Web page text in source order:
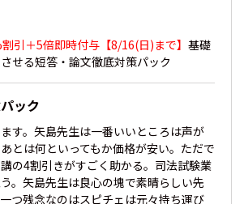
引＋5倍即時付与【8/16(日)まで】 基礎
せる短答・論文徹底対策パック
ック
す。矢島先生は一番いいところは声が
とは何といってもか価格が安い。ただで
の4割引きがすごく助かる。司法試験業
。矢島先生は良心の塊で素晴らしい先
つ残念なのはスピチェは元々持ち運び